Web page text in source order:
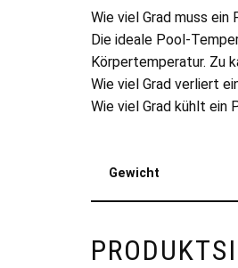
Wie viel Grad muss ein
Die ideale Pool-
Körpertemperatur. Zu
Wie viel Grad verliert
Wie viel Grad kühlt ein
Gewicht